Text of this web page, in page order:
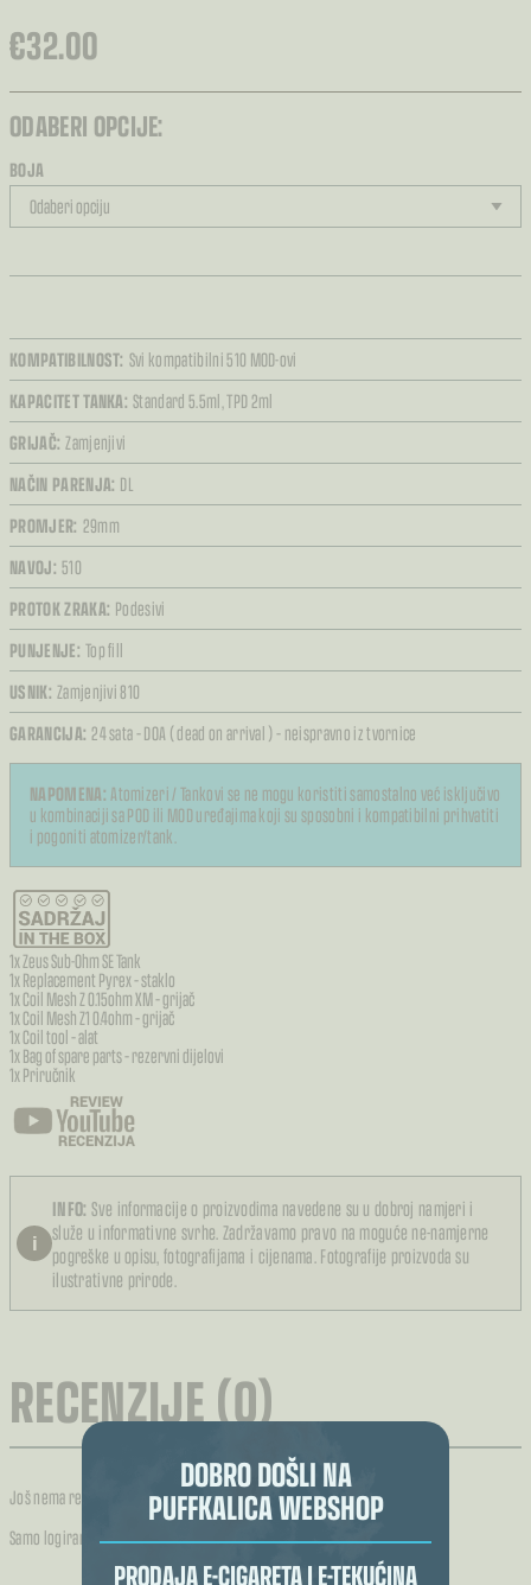
DOBRO DOŠLI NA
PUFFKALICA WEBSHOP
PRODAJA E-CIGARETA I E-TEKUĆINA
€32.00
ODABERI OPCIJE:
BOJA
KOMPATIBILNOST: Svi kompatibilni 510 MOD-ovi
KAPACITET TANKA: Standard 5.5ml,TPD 2ml
GRIJAČ: Zamjenjivi
NAČIN PARENJA: DL
PROMJER: 29mm
NAVOJ: 510
PROTOK ZRAKA: Podesivi
PUNJENJE: Top fill
USNIK: Zamjenjivi 810
GARANCIJA: 24 sata – DOA ( dead on arrival ) – neispravno iz tvornice
NAPOMENA:Atomizeri / Tankovi se ne mogu koristiti samostalno već isključivo
u kombinaciji sa POD ili MOD uređajima koji su sposobni i kompatibilni prihvatiti
i pogoniti atomizer/tank.
1x Zeus Sub-Ohm SE Tank
1x Replacement Pyrex – staklo
1x Coil Mesh Z 0.15ohm XM – grijač
1x Coil Mesh Z1 0.4ohm – grijač
1x Coil tool – alat
1x Bag of spare parts – rezervni dijelovi
1x Priručnik
i
INFO: Sve informacije o proizvodima navedene su u dobroj namjeri i
služe u informativne svrhe. Zadržavamo pravo na moguće ne-namjerne
pogreške u opisu, fotografijama i cijenama. Fotografije proizvoda su
ilustrativne prirode.
RECENZIJE (0)
Još nema recenzija.
Samo logirani kupci koji su kupili ovaj proizvod mogu napisati recenziju.